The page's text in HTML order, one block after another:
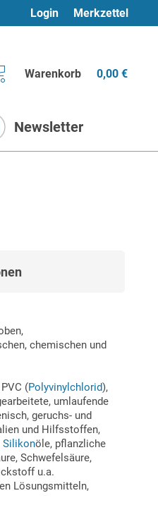
Login Merkzettel
Warenkorb 0,00 €
Newsletter
chemischen und
(Polyvinylchlorid),
umlaufende
geruchs- und
und Hilfsstoffen,
Silikonöle, pflanzliche
Schwefelsäure,
u.a.
Lösungsmitteln,